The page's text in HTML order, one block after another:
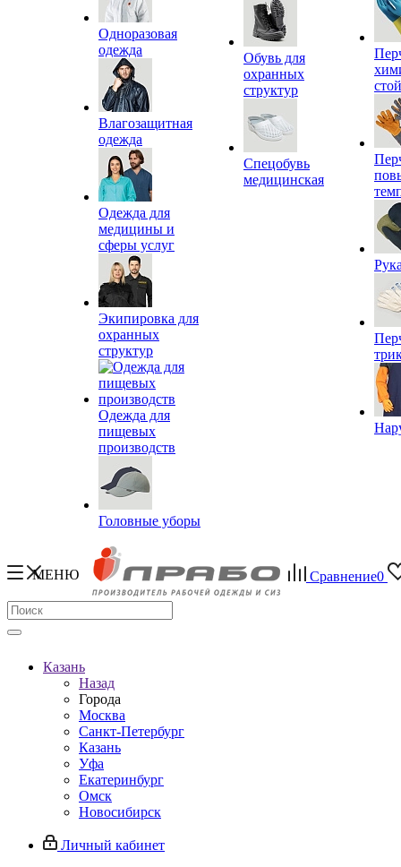
Одноразовая
одежда
Влагозащитная
одежда
Одежда для
медицины и
сферы услуг
Экипировка для
охранных
структур
Одежда для
пищевых
производств
Головные уборы
Обувь для
охранных
структур
Спецобувь
медицинская
МЕНЮ Сравнение0
Казань
Назад
Города
Москва
Санкт-Петербург
Казань
Уфа
Екатеринбург
Омск
Новосибирск
Личный кабинет